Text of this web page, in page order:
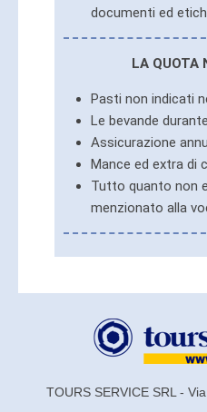
documenti ed
LA QUOTA
Pasti non indicati
Le bevande
Assicurazione
Mance ed extra di
Tutto quanto non
menzionato alla
TOURS SERVICE SRL -